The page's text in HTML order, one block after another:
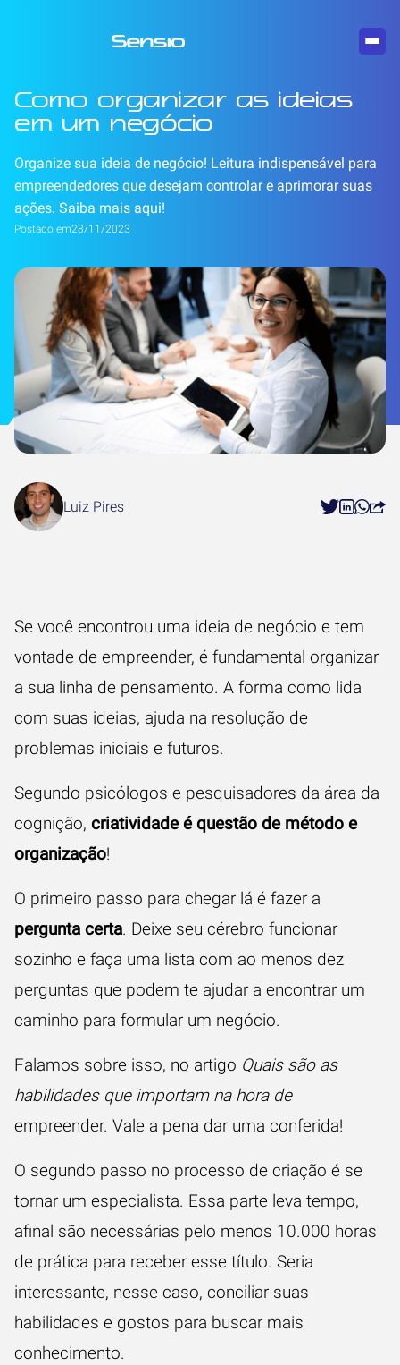
Como organizar as ideias
em um negócio
Organize sua ideia de negócio! Leitura indispensável para
empreendedores que desejam controlar e aprimorar suas
ações. Saiba mais aqui!
Postado em28/11/2023
Luiz Pires
Se você encontrou uma ideia de negócio e tem
vontade de empreender, é fundamental organizar
a sua linha de pensamento. A forma como lida
com suas ideias, ajuda na resolução de
problemas iniciais e futuros.
Segundo psicólogos e pesquisadores da área da
cognição, criatividade é questão de método e
organização!
O primeiro passo para chegar lá é fazer a
pergunta certa. Deixe seu cérebro funcionar
sozinho e faça uma lista com ao menos dez
perguntas que podem te ajudar a encontrar um
caminho para formular um negócio.
Falamos sobre isso, no artigo Quais são as
habilidades que importam na hora de
empreender. Vale a pena dar uma conferida!
O segundo passo no processo de criação é se
tornar um especialista. Essa parte leva tempo,
afinal são necessárias pelo menos 10.000 horas
de prática para receber esse título. Seria
interessante, nesse caso, conciliar suas
habilidades e gostos para buscar mais
conhecimento.